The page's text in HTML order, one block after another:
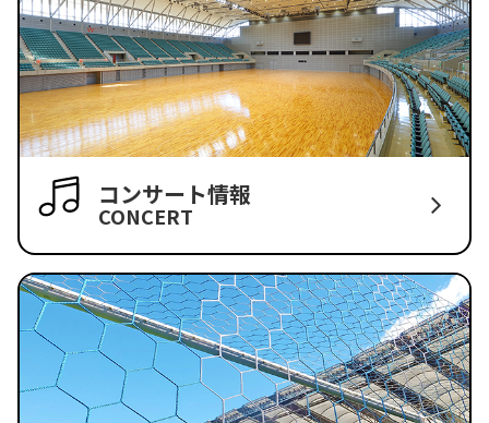
コンサート情報
CONCERT